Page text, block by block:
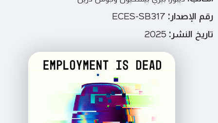
رقم الإصدار:
تاريخ النشر: